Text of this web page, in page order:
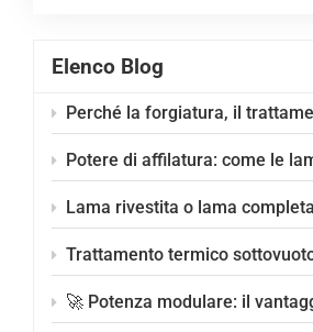
Elenco Blog
Perché la forgiatura, il trattamento termico e la siderurgia sono più importanti del
Potere di affilatura: come le lame ad alte prestazioni GOOD-KNIFE compatibili con Zato massimizzano l'efficienza
Lama rivestita o lama completamente temprata: quale
Trattamento termico sottovuoto o in scatola: quale
🚀 Potenza modulare: il vantaggio delle lame divisibili per